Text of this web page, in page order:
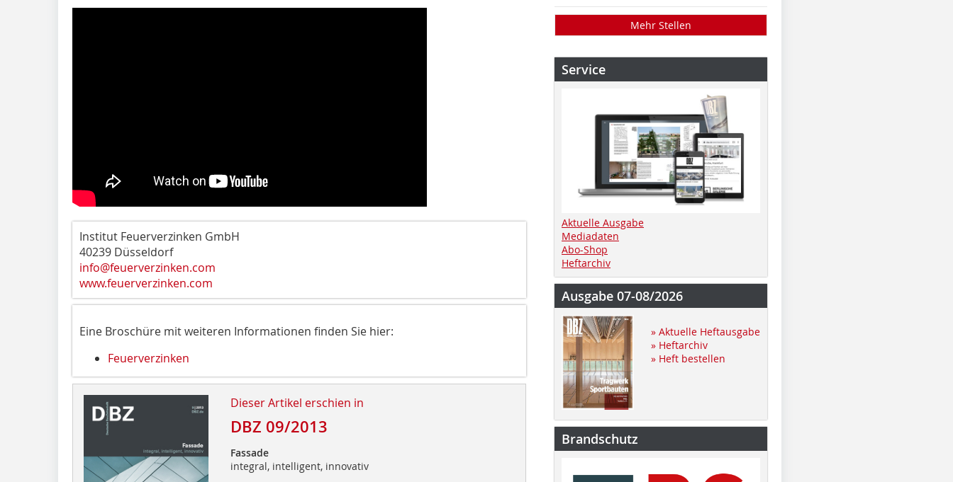
Institut Feuerverzinken GmbH
40239 Düsseldorf
info@feuerverzinken.com
www.feuerverzinken.com
Eine Broschüre mit weiteren Informationen finden Sie hier:
Feuerverzinken
Dieser Artikel erschien in
DBZ 09/2013
Fassade
integral, intelligent, innovativ
Mehr Stellen
Service
Aktuelle Ausgabe
Mediadaten
Abo-Shop
Heftarchiv
Ausgabe 07-08/2026
» Aktuelle Heftausgabe
» Heftarchiv
» Heft bestellen
Brandschutz